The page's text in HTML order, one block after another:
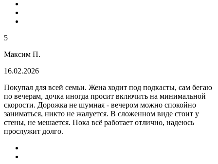
5
Максим П.
16.02.2026
Покупал для всей семьи. Жена ходит под подкасты, сам бегаю
по вечерам, дочка иногда просит включить на минимальной
скорости. Дорожка не шумная - вечером можно спокойно
заниматься, никто не жалуется. В сложенном виде стоит у
стены, не мешается. Пока всё работает отлично, надеюсь
прослужит долго.